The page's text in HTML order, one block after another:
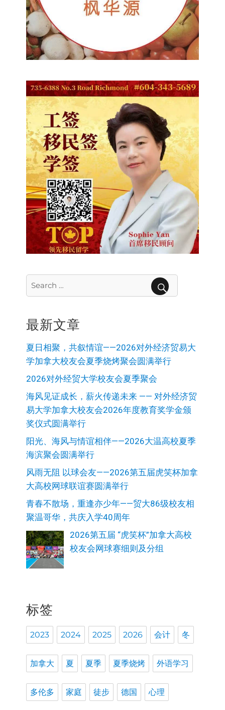
Search
for:
最新文章
夏日相聚，共叙情谊——2026对外经济贸易大
学加拿大校友会夏季烧烤聚会圆满举行
2026对外经贸大学校友会夏季聚会
海风见证成长，薪火传递未来 —— 对外经济贸
易大学加拿大校友会2026年度教育奖学金颁
奖仪式圆满举行
阳光、海风与情谊相伴——2026大温高校夏季
海滨聚会圆满举行
风雨无阻 以球会友——2026第五届虎笑杯加拿
大高校网球联谊赛圆满举行
青春不散场，重逢亦少年——贸大86级校友相
聚温哥华，共庆入学40周年
2026第五届 “虎笑杯”加拿大高校
校友会网球赛细则及分组
标签
2023 2024 2025 2026 会计 冬
加拿大 夏 夏季 夏季烧烤 外语学习
多伦多 家庭 徒步 德国 心理